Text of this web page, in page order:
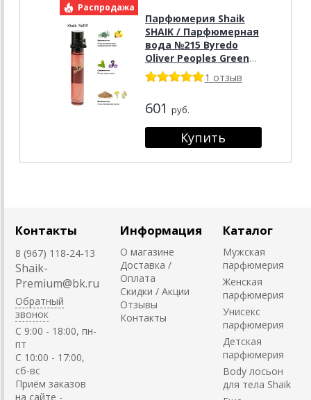
Распродажа
Парфюмерия Shaik
SHAIK / Парфюмерная
вода №215 Byredo
Oliver Peoples Green
20 мл.
1 отзыв
601 руб.
Контакты
8 (967) 118-24-13
Shaik-
Premium@bk.ru
Обратный
звонок
C 9:00 - 18:00, пн-
пт
С 10:00 - 17:00,
сб-вс
Приём заказов
на сайте -
Информация
О магазине
Доставка /
Оплата
Скидки / Акции
Отзывы
Контакты
Каталог
Мужская
парфюмерия
Женская
парфюмерия
Унисекс
парфюмерия
Детская
парфюмерия
Body лосьон
для тела Shaik